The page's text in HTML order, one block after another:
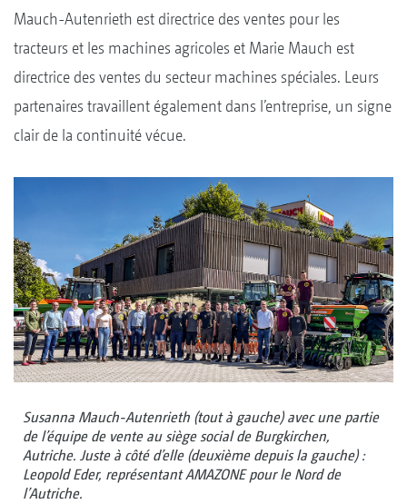
Mauch-Autenrieth est directrice des ventes pour les
tracteurs et les machines agricoles et Marie Mauch est
directrice des ventes du secteur machines spéciales. Leurs
partenaires travaillent également dans l’entreprise, un signe
clair de la continuité vécue.
Susanna Mauch-Autenrieth (tout à gauche) avec une partie
de l’équipe de vente au siège social de Burgkirchen,
Autriche. Juste à côté d’elle (deuxième depuis la gauche) :
Leopold Eder, représentant AMAZONE pour le Nord de
l’Autriche.